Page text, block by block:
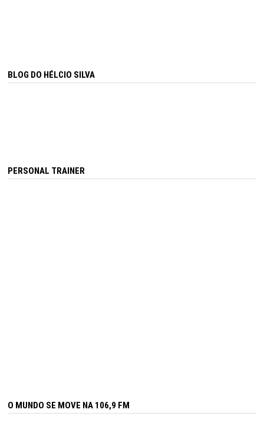
BLOG DO HÉLCIO SILVA
PERSONAL TRAINER
O MUNDO SE MOVE NA 106,9 FM